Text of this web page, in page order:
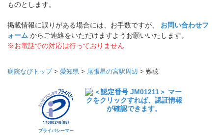
ものとします。
掲載情報に誤りがある場合には、お手数ですが、 お問い合わせフ
ォーム からご連絡をいただけますようお願いいたします。
※お電話での対応は行っておりません
病院なびトップ> 愛知県 > 尾張星の宮駅周辺 > 難聴
プライバシーマー